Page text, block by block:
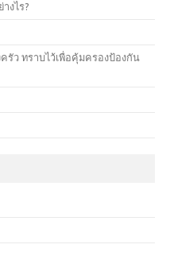
งไร?
รัว ทราบไว้เพื่อคุ้มครองป้องกัน